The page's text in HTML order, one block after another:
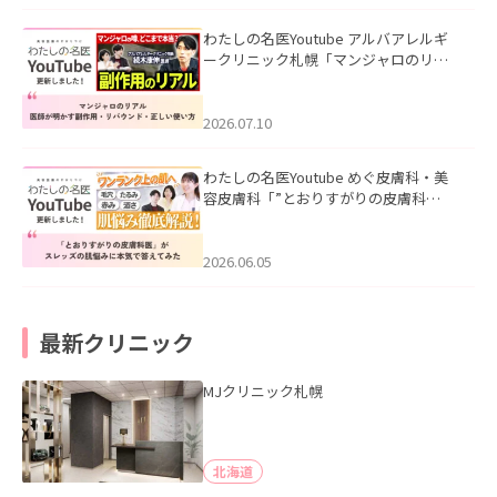
わたしの名医Youtube アルバアレルギ
ークリニック札幌「マンジャロのリア
た。
2026.07.10
わたしの名医Youtube めぐ皮膚科・美
容皮膚科「”とおりすがりの皮膚科
2026.06.05
最新クリニック
MJクリニック札幌
北海道